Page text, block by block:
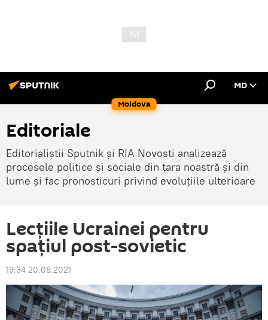
Moldova
MD
Editoriale
Editorialiștii Sputnik și RIA Novosti analizează
procesele politice și sociale din țara noastră și din
lume și fac pronosticuri privind evoluțiile ulterioare
Lecțiile Ucrainei pentru
spațiul post-sovietic
19:34 20.08.2021